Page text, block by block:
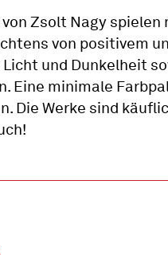
Zsolt Nagy spielen
von positivem
und Dunkelheit
Eine minimale
Die Werke sind